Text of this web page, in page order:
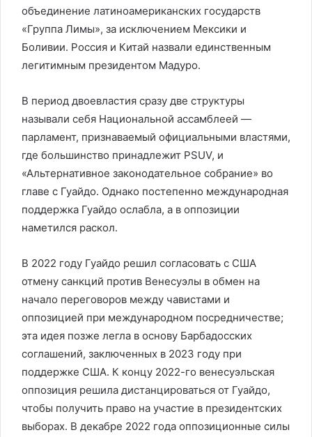
объединение латиноамериканских государств
«Группа Лимы», за исключением Мексики и
Боливии. Россия и Китай назвали единственным
легитимным президентом Мадуро.
В период двоевластия сразу две структуры
называли себя Национальной ассамблеей —
парламент, признаваемый официальными властями,
где большинство принадлежит PSUV, и
«Альтернативное законодательное собрание» во
главе с Гуайдо. Однако постепенно международная
поддержка Гуайдо ослабла, а в оппозиции
наметился раскол.
В 2022 году Гуайдо решил согласовать с США
отмену санкций против Венесуэлы в обмен на
начало переговоров между чавистами и
оппозицией при международном посредничестве;
эта идея позже легла в основу Барбадосских
соглашений, заключенных в 2023 году при
поддержке США. К концу 2022-го венесуэльская
оппозиция решила дистанцироваться от Гуайдо,
чтобы получить право на участие в президентских
выборах. В декабре 2022 года оппозиционные силы